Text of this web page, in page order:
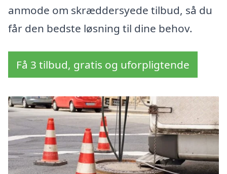
anmode om skræddersyede tilbud, så du
får den bedste løsning til dine behov.
Få 3 tilbud, gratis og uforpligtende